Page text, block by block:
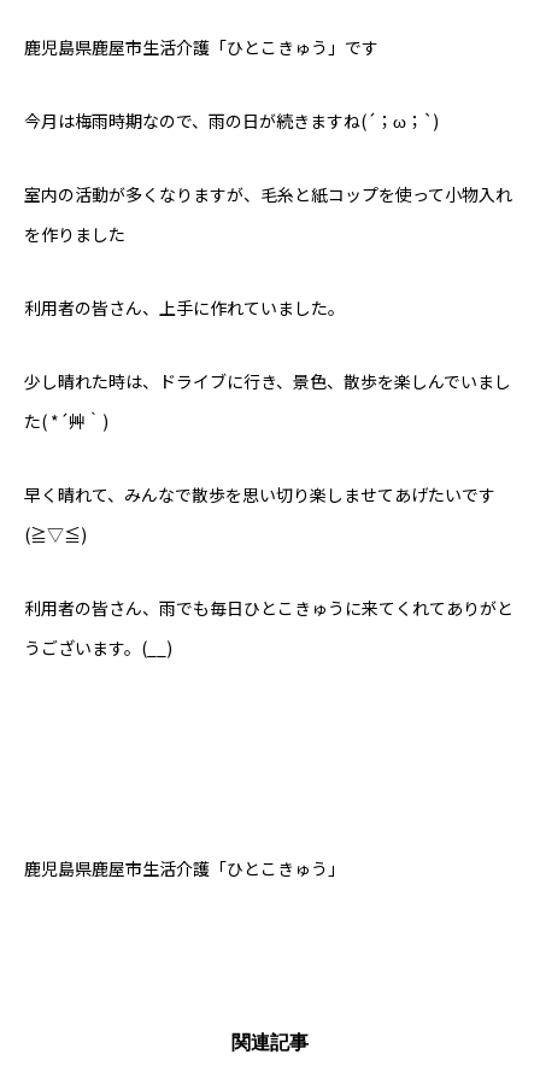
鹿児島県鹿屋市生活介護「ひとこきゅう」です
今月は梅雨時期なので、雨の日が続きますね(´；ω；`)
室内の活動が多くなりますが、毛糸と紙コップを使って小物入れ
を作りました
利用者の皆さん、上手に作れていました。
少し晴れた時は、ドライブに行き、景色、散歩を楽しんでいまし
た( *´艸｀)
早く晴れて、みんなで散歩を思い切り楽しませてあげたいです
(≧▽≦)
利用者の皆さん、雨でも毎日ひとこきゅうに来てくれてありがと
うございます。(__)
鹿児島県鹿屋市生活介護「ひとこきゅう」
関連記事